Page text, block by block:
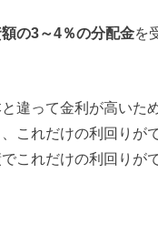
の3～4％の分配金を
違って金利が高いた
これだけの利回りが
これだけの利回りが